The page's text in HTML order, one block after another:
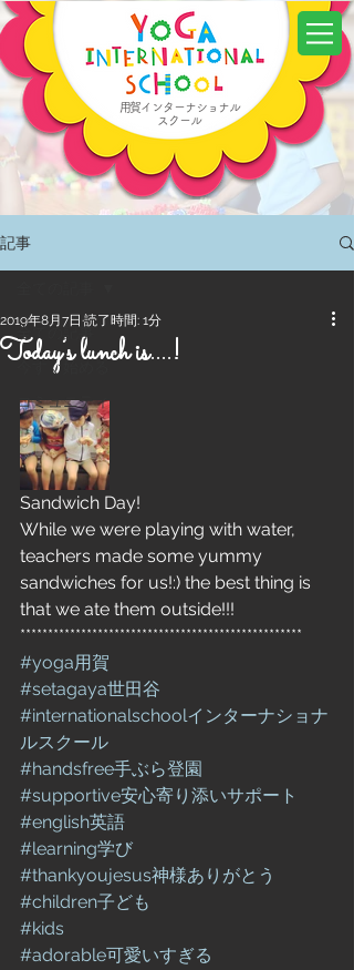
用賀インターナショナル
スクール
記事
全ての記事
今すぐ始める
コミュニティ
Today’s lunch is....!
2019年8月7日 読了時間: 1分
Sandwich Day!
While we were playing with water,
teachers made some yummy
sandwiches for us!:) the best thing is
that we ate them outside!!!
***************************************************
#yoga用賀
#setagaya世田谷
#internationalschoolインターナショナ
ルスクール
#handsfree手ぶら登園
#supportive安心寄り添いサポート
#english英語
#learning学び
#thankyoujesus神様ありがとう
#children子ども
#kids
#adorable可愛いすぎる